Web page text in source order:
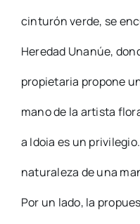
cinturón verde, se
Heredad Unanúe,
propietaria propone
mano de la artista
a Idoia es un
naturaleza de una
Por un lado, la